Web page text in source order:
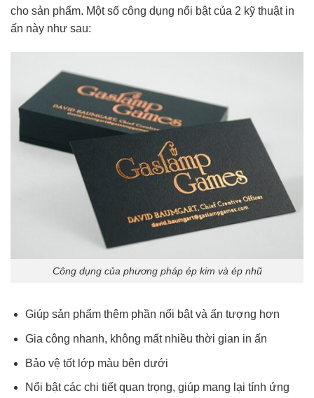
cho sản phẩm. Một số công dụng nổi bật của 2 kỹ thuật in
ấn này như sau:
Công dụng của phương pháp ép kim và ép nhũ
Giúp sản phẩm thêm phần nổi bật và ấn tượng hơn
Gia công nhanh, không mất nhiều thời gian in ấn
Bảo vệ tốt lớp màu bên dưới
Nổi bật các chi tiết quan trọng, giúp mang lại tính ứng